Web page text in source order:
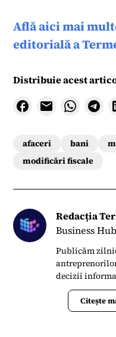
Află aici mai
editorială a
Distribuie acest
afaceri bani
modificări fiscale
Redacția
Business Hub
Publicăm
decizii
Citește